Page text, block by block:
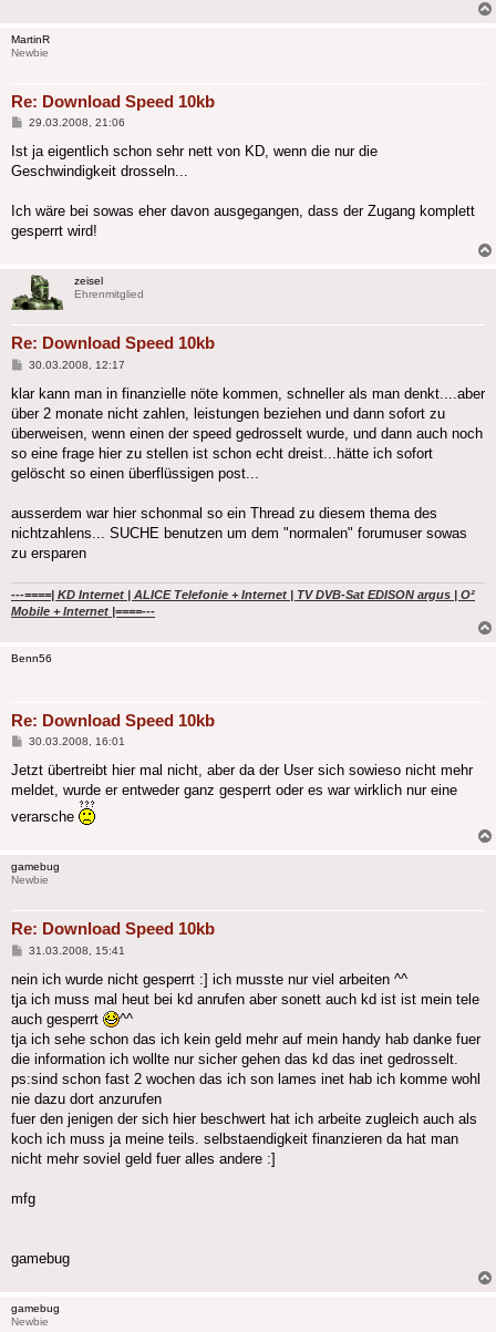
MartinR
Newbie
Re: Download Speed 10kb
Beitrag
29.03.2008, 21:06
Ist ja eigentlich schon sehr nett von KD, wenn die nur die
Geschwindigkeit drosseln...
Ich wäre bei sowas eher davon ausgegangen, dass der Zugang komplett
gesperrt wird!
zeisel
Ehrenmitglied
Re: Download Speed 10kb
Beitrag
30.03.2008, 12:17
klar kann man in finanzielle nöte kommen, schneller als man denkt....aber
über 2 monate nicht zahlen, leistungen beziehen und dann sofort zu
überweisen, wenn einen der speed gedrosselt wurde, und dann auch noch
so eine frage hier zu stellen ist schon echt dreist...hätte ich sofort
gelöscht so einen überflüssigen post...
ausserdem war hier schonmal so ein Thread zu diesem thema des
nichtzahlens... SUCHE benutzen um dem "normalen" forumuser sowas
zu ersparen
---====| KD Internet | ALICE Telefonie + Internet | TV DVB-Sat EDISON argus | O²
Mobile + Internet |====---
Benn56
Re: Download Speed 10kb
Beitrag
30.03.2008, 16:01
Jetzt übertreibt hier mal nicht, aber da der User sich sowieso nicht mehr
meldet, wurde er entweder ganz gesperrt oder es war wirklich nur eine
verarsche
gamebug
Newbie
Re: Download Speed 10kb
Beitrag
31.03.2008, 15:41
nein ich wurde nicht gesperrt :] ich musste nur viel arbeiten ^^
tja ich muss mal heut bei kd anrufen aber sonett auch kd ist ist mein tele
auch gesperrt
^^
tja ich sehe schon das ich kein geld mehr auf mein handy hab danke fuer
die information ich wollte nur sicher gehen das kd das inet gedrosselt.
ps:sind schon fast 2 wochen das ich son lames inet hab ich komme wohl
nie dazu dort anzurufen
fuer den jenigen der sich hier beschwert hat ich arbeite zugleich auch als
koch ich muss ja meine teils. selbstaendigkeit finanzieren da hat man
nicht mehr soviel geld fuer alles andere :]
mfg
gamebug
gamebug
Newbie